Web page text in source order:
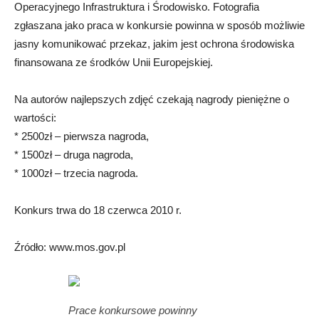
Operacyjnego Infrastruktura i Środowisko. Fotografia
zgłaszana jako praca w konkursie powinna w sposób możliwie
jasny komunikować przekaz, jakim jest ochrona środowiska
finansowana ze środków Unii Europejskiej.
Na autorów najlepszych zdjęć czekają nagrody pieniężne o
wartości:
* 2500zł – pierwsza nagroda,
* 1500zł – druga nagroda,
* 1000zł – trzecia nagroda.
Konkurs trwa do 18 czerwca 2010 r.
Źródło: www.mos.gov.pl
Prace konkursowe powinny